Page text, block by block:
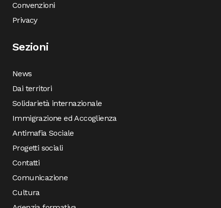
Convenzioni
Privacy
Sezioni
News
Dai territori
Solidarietà internazionale
Immigrazione ed Accoglienza
Antimafia Sociale
Progetti sociali
Contatti
Comunicazione
Cultura